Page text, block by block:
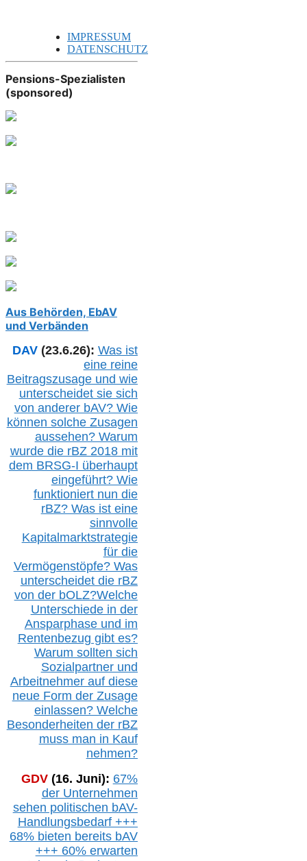
IMPRESSUM
DATENSCHUTZ
Pensions-Spezialisten
(sponsored)
Aus Behörden, EbAV
und Verbänden
DAV (23.6.26): Was ist
eine reine
Beitragszusage und wie
unterscheidet sie sich
von anderer bAV? Wie
können solche Zusagen
aussehen? Warum
wurde die rBZ2018 mit
dem BRSG-I überhaupt
eingeführt? Wie
funktioniert nun die
rBZ? Was ist eine
sinnvolle
Kapitalmarktstrategie
für die
Vermögenstöpfe? Was
unterscheidet die rBZ
von der bOLZ?Welche
Unterschiede in der
Ansparphase und im
Rentenbezug gibt es?
Warum sollten sich
Sozialpartner und
Arbeitnehmer auf diese
neue Form der Zusage
einlassen? Welche
Besonderheiten der rBZ
muss man in Kauf
nehmen?
GDV (16. Juni): 67%
der Unternehmen
sehen politischen bAV-
Handlungsbedarf +++
68% bieten bereits bAV
+++ 60% erwarten